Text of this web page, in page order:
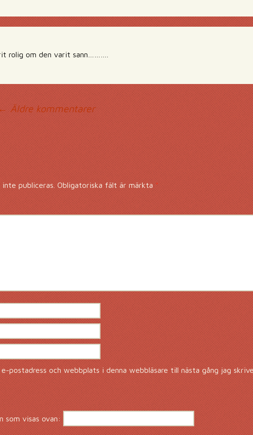
rolig om den varit sann……….
Äldre kommentarer
publiceras. Obligatoriska fält är märkta *
postadress och webbplats i denna webbläsare till nästa gång jag
som visas ovan: